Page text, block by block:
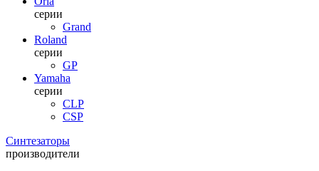
серии
Grand
Roland
серии
GP
Yamaha
серии
CLP
CSP
Синтезаторы
производители